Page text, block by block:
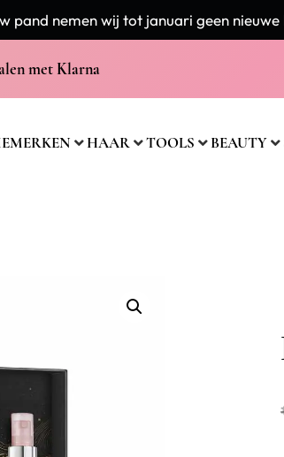
pand nemen wij tot januari geen
met Klarna
MERKEN HAAR TOOLS BEAUTY